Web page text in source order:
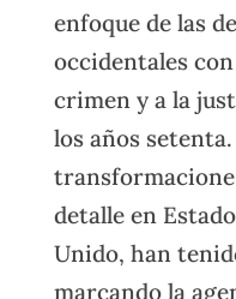
enfoque de las
occidentales
crimen y a la
los años
detalle en
Unido, han
marcando la